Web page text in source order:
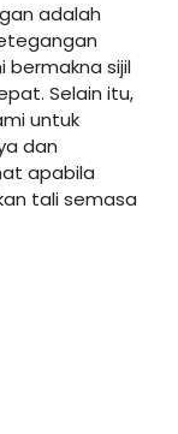
adalah
bermakna sijil
Selain itu,
untuk
dan
apabila
tali semasa